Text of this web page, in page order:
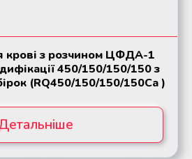
крові з розчином ЦФДА-1
450/150/150/150 з
(RQ450/150/150/150Ca )